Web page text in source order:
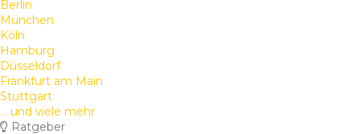
Berlin
München
Köln
Hamburg
Düsseldorf
Frankfurt am Main
Stuttgart
... und viele mehr
Ratgeber